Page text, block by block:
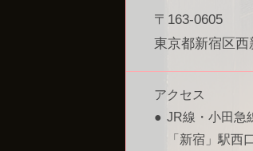
〒163-0605
東京都新宿区
アクセス
JR線・小田急
「新宿」駅西